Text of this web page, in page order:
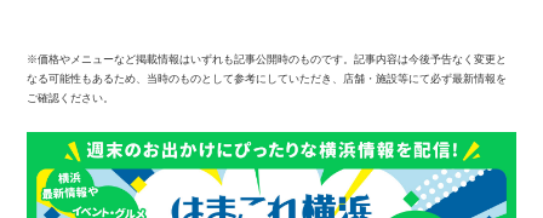
※価格やメニューなど掲載情報はいずれも記事公開時のものです。記事内容は今後予告なく変更と
なる可能性もあるため、当時のものとして参考にしていただき、店舗・施設等にて必ず最新情報を
ご確認ください。